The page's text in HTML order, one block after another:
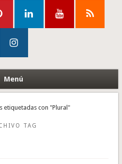
Menú
etiquetadas con "Plural"
TAG